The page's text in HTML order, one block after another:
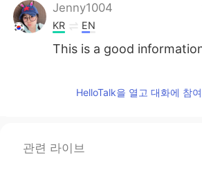
Jenny1004
KR EN
This is a good
너무 좋은 포스트였어요!
HelloTalk을 열고 대화에 참
관련 라이브